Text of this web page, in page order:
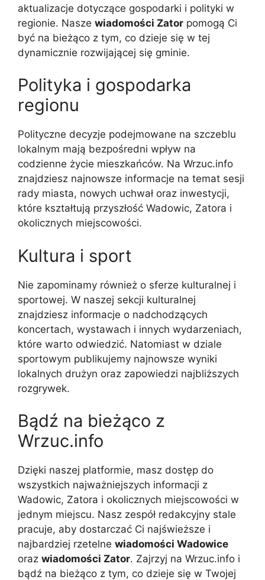
aktualizacje dotyczące gospodarki i polityki w
regionie. Nasze wiadomości Zator pomogą Ci
być na bieżąco z tym, co dzieje się w tej
dynamicznie rozwijającej się gminie.
Polityka i gospodarka
regionu
Polityczne decyzje podejmowane na szczeblu
lokalnym mają bezpośredni wpływ na
codzienne życie mieszkańców. Na Wrzuc.info
znajdziesz najnowsze informacje na temat sesji
rady miasta, nowych uchwał oraz inwestycji,
które kształtują przyszłość Wadowic, Zatora i
okolicznych miejscowości.
Kultura i sport
Nie zapominamy również o sferze kulturalnej i
sportowej. W naszej sekcji kulturalnej
znajdziesz informacje o nadchodzących
koncertach, wystawach i innych wydarzeniach,
które warto odwiedzić. Natomiast w dziale
sportowym publikujemy najnowsze wyniki
lokalnych drużyn oraz zapowiedzi najbliższych
rozgrywek.
Bądź na bieżąco z
Wrzuc.info
Dzięki naszej platformie, masz dostęp do
wszystkich najważniejszych informacji z
Wadowic, Zatora i okolicznych miejscowości w
jednym miejscu. Nasz zespół redakcyjny stale
pracuje, aby dostarczać Ci najświeższe i
najbardziej rzetelne wiadomości Wadowice
oraz wiadomości Zator. Zajrzyj na Wrzuc.info i
bądź na bieżąco z tym, co dzieje się w Twojej